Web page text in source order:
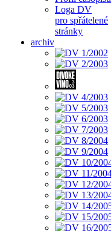
Loga DV
pro spřátelené
stránky
archiv